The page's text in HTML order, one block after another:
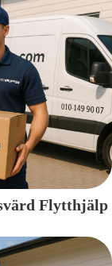
Flytthjälp